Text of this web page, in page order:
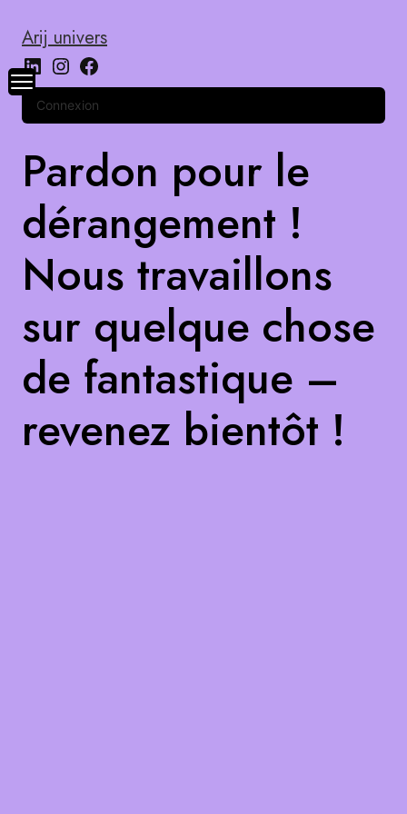
Arij univers
Connexion
Pardon pour le
dérangement !
Nous travaillons
sur quelque chose
de fantastique –
revenez bientôt !